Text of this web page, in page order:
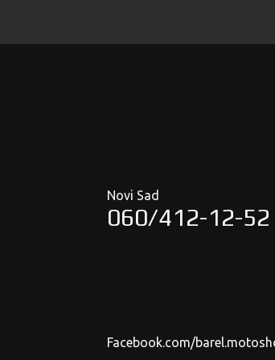
Novi Sad
060/412-12-52
Facebook.com/